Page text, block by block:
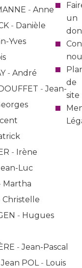
un
don
de
site
- Anne
- Danièle
Yves
- André
-Jean-
- Irène
Luc
Martha
Christelle
- Hugues
-Jean-Pascal
Jean POL- Louis